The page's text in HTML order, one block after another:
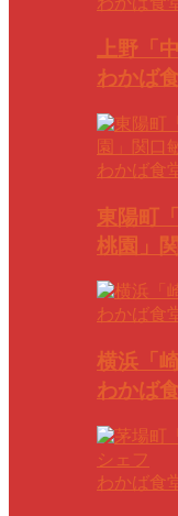
上野「
わかば
わかば食
東陽町
桃園」
わかば食
横浜「
わかば
わかば食